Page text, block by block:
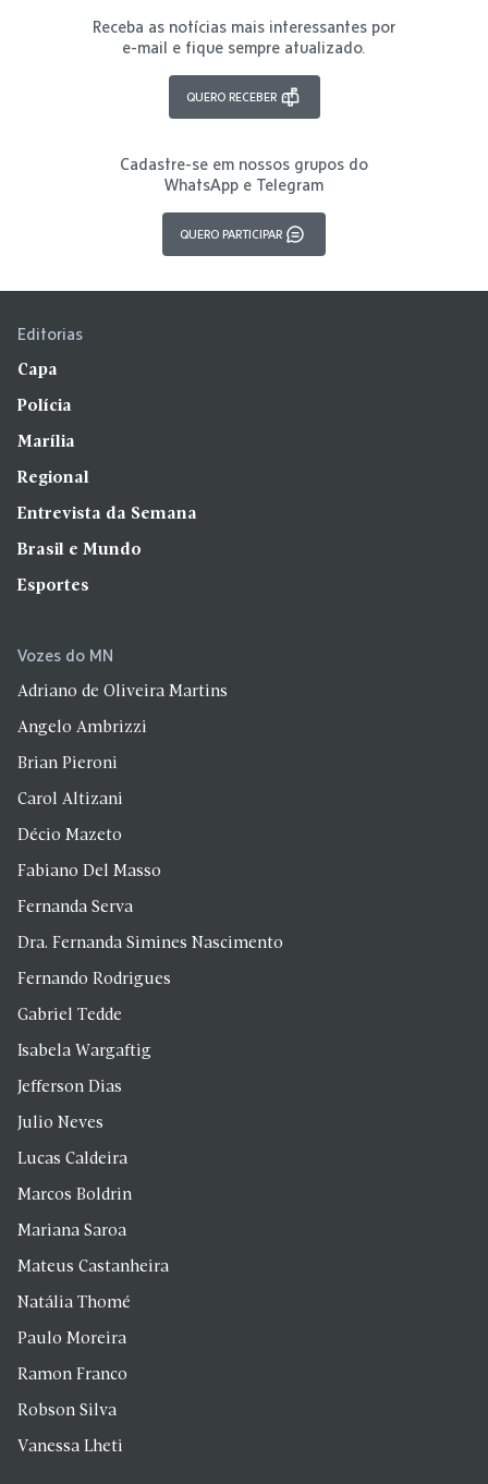
Receba as notícias mais interessantes por
e-mail e fique sempre atualizado.
QUERO RECEBER
Cadastre-se em nossos grupos do
WhatsApp e Telegram
QUERO PARTICIPAR
Editorias
Capa
Polícia
Marília
Regional
Entrevista da Semana
Brasil e Mundo
Esportes
Vozes do MN
Adriano de Oliveira Martins
Angelo Ambrizzi
Brian Pieroni
Carol Altizani
Décio Mazeto
Fabiano Del Masso
Fernanda Serva
Dra. Fernanda Simines Nascimento
Fernando Rodrigues
Gabriel Tedde
Isabela Wargaftig
Jefferson Dias
Julio Neves
Lucas Caldeira
Marcos Boldrin
Mariana Saroa
Mateus Castanheira
Natália Thomé
Paulo Moreira
Ramon Franco
Robson Silva
Vanessa Lheti